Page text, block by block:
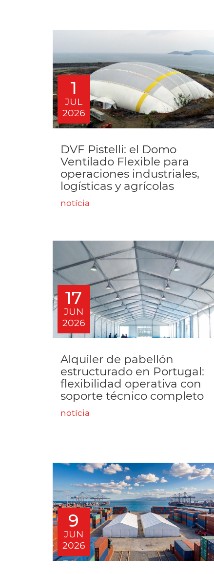
1
JUL
2026
DVF Pistelli: el Domo
Ventilado Flexible para
operaciones industriales,
logísticas y agrícolas
notícia
17
JUN
2026
Alquiler de pabellón
estructurado en Portugal:
flexibilidad operativa con
soporte técnico completo
notícia
9
JUN
2026